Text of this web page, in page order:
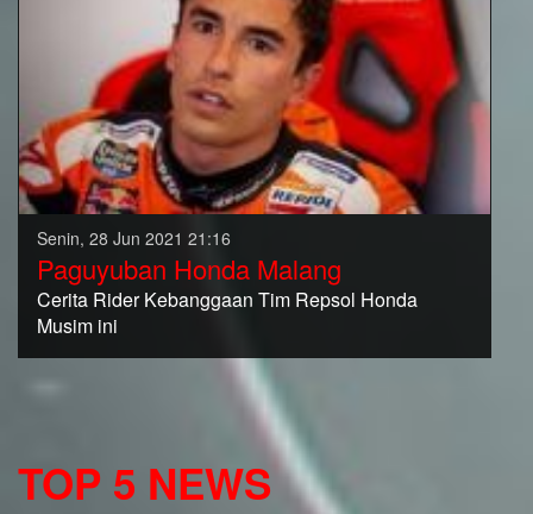
Senin, 28 Jun 2021 21:16
Paguyuban Honda Malang
Cerita Rider Kebanggaan Tim Repsol Honda
Musim ini
TOP 5 NEWS